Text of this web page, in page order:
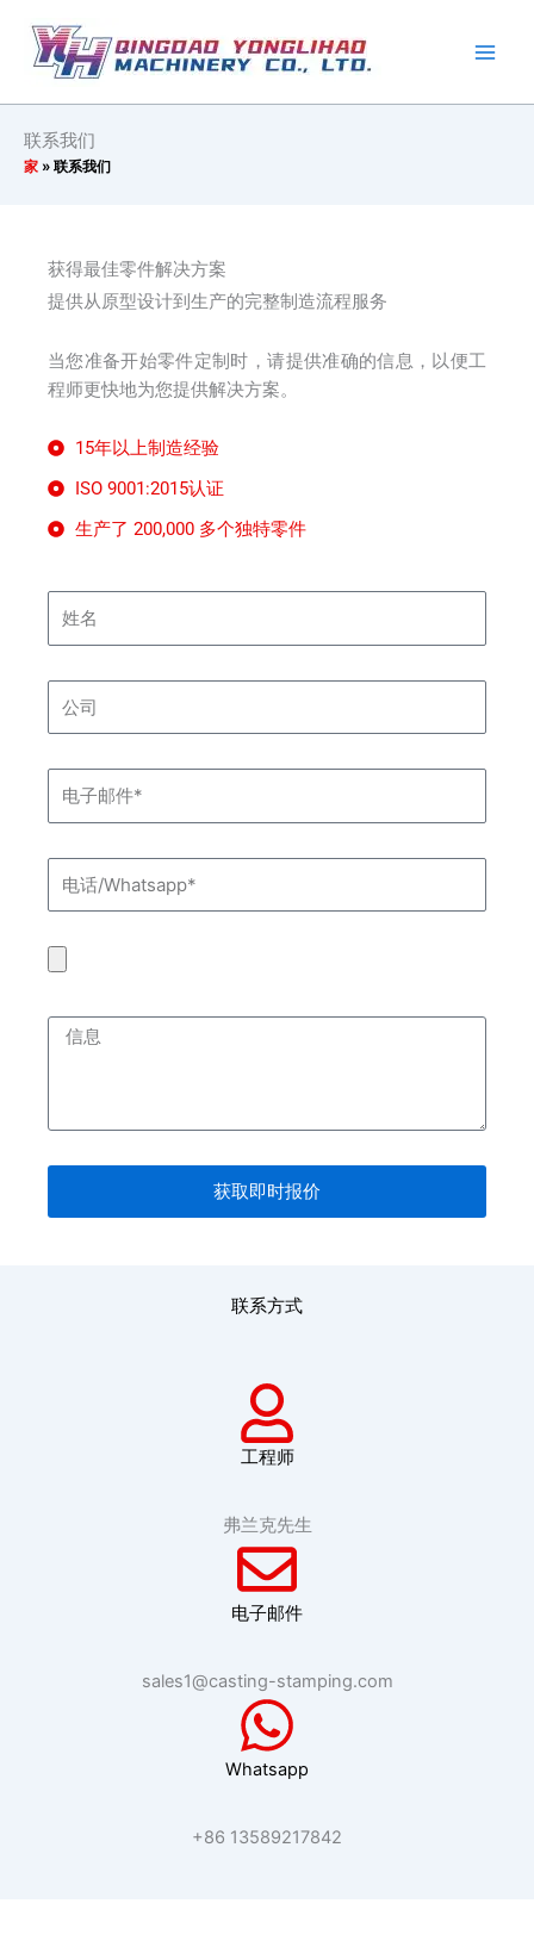
容
联系我们
家 » 联系我们
获得最佳零件解决方案
提供从原型设计到生产的完整制造流程服务
当您准备开始零件定制时，请提供准确的信息，以便工
程师更快地为您提供解决方案。
15年以上制造经验
ISO 9001:2015认证
生产了 200,000 多个独特零件
获取即时报价
联系方式
工程师
弗兰克先生
电子邮件
sales1@casting-stamping.com
Whatsapp
+86 13589217842